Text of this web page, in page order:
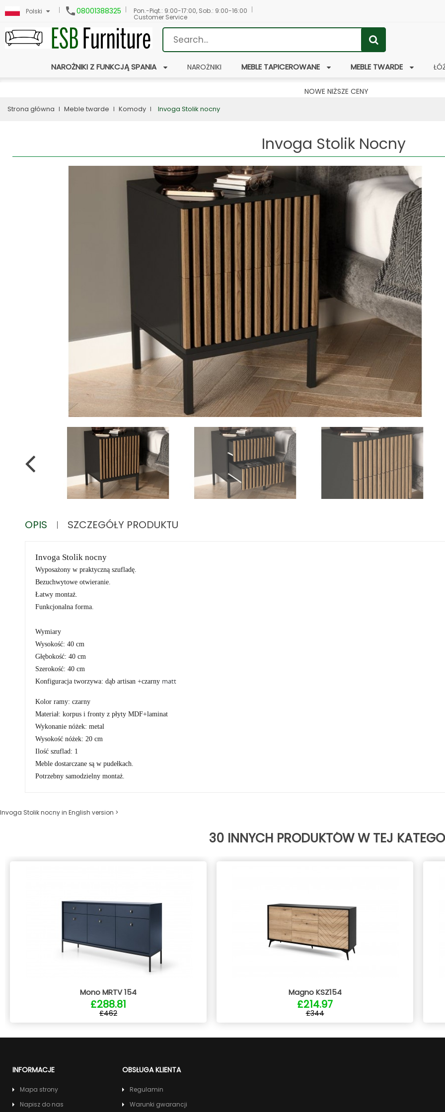
Polski 08001388325 Pon.-Piąt.: 9:00-17:00, Sob.: 9:00-16:00
Customer Service
NAROŻNIKI Z FUNKCJĄ SPANIA NAROŻNIKI MEBLE TAPICEROWANE MEBLE TWARDE
NOWE NIŻSZE CENY
Strona główna Meble twarde Komody Invoga Stolik nocny
Invoga Stolik Nocny
OPIS SZCZEGÓŁY PRODUKTU
Invoga Stolik nocny
Wyposażony w praktyczną szufladę.
Bezuchwytowe otwieranie.
Łatwy montaż.
Funkcjonalna forma.
Wymiary
Wysokość: 40 cm
Głębokość: 40 cm
Szerokość: 40 cm
Konfiguracja tworzywa: dąb artisan +czarny matt
Kolor ramy: czarny
Materiał: korpus i fronty z płyty MDF+laminat
Wykonanie nóżek: metal
Wysokość nóżek: 20 cm
Ilość szuflad: 1
Meble dostarczane są w pudełkach.
Potrzebny samodzielny montaż.
Invoga Stolik nocny in English version >
30 INNYCH PRODUKTÓW W TEJ
Mono MRTV 154
£288.81
£462
Magno KSZ154
£214.97
£344
INFORMACJE
Mapa strony
Napisz do nas
OBSŁUGA KLIENTA
Regulamin
Warunki gwarancji